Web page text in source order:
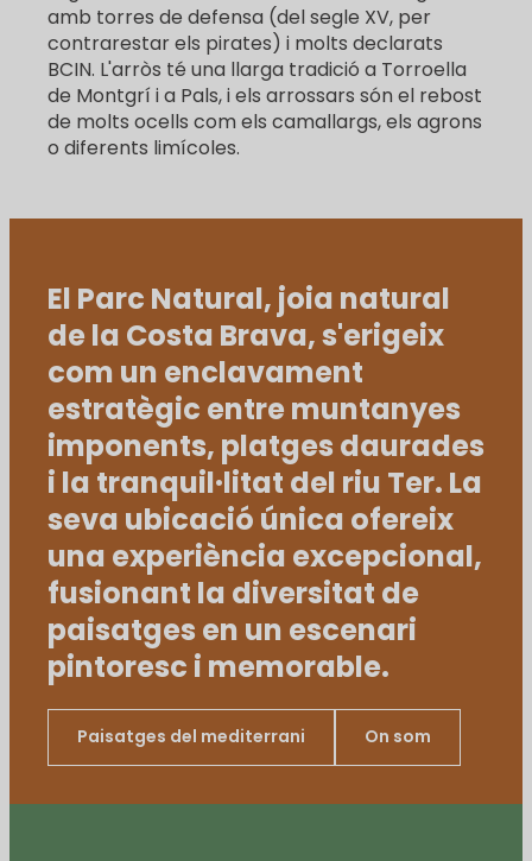
amb torres de defensa (del segle XV, per
contrarestar els pirates) i molts declarats
BCIN. L'arròs té una llarga tradició a Torroella
de Montgrí i a Pals, i els arrossars són el rebost
de molts ocells com els camallargs, els agrons
o diferents limícoles.
El Parc Natural, joia natural
de la Costa Brava, s'erigeix
com un enclavament
estratègic entre muntanyes
imponents, platges daurades
i la tranquil·litat del riu Ter. La
seva ubicació única ofereix
una experiència excepcional,
fusionant la diversitat de
paisatges en un escenari
pintoresc i memorable.
Paisatges del mediterrani On som